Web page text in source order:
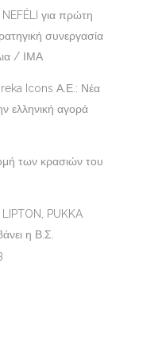
για πρώτη
συνεργασία
/ ΙΜΑ
Icons Α.Ε.: Νέα
ελληνική αγορά
των κρασιών του
PUKKA
η Β.Σ.